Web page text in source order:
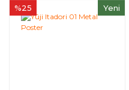
Yeni
%25